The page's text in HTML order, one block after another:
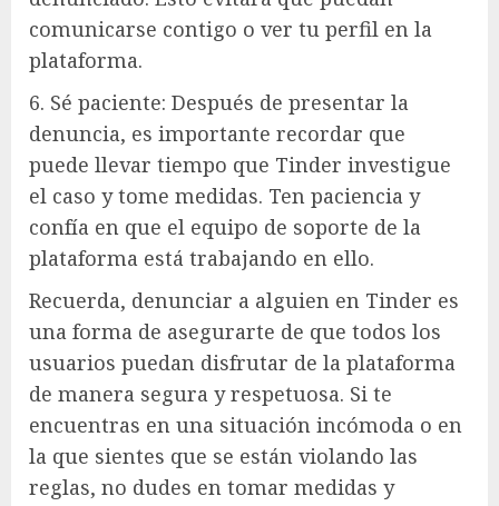
comunicarse contigo o ver tu perfil en la
plataforma.
6. Sé paciente: Después de presentar la
denuncia, es importante recordar que
puede llevar tiempo que Tinder investigue
el caso y tome medidas. Ten paciencia y
confía en que el equipo de soporte de la
plataforma está trabajando en ello.
Recuerda, denunciar a alguien en Tinder es
una forma de asegurarte de que todos los
usuarios puedan disfrutar de la plataforma
de manera segura y respetuosa. Si te
encuentras en una situación incómoda o en
la que sientes que se están violando las
reglas, no dudes en tomar medidas y